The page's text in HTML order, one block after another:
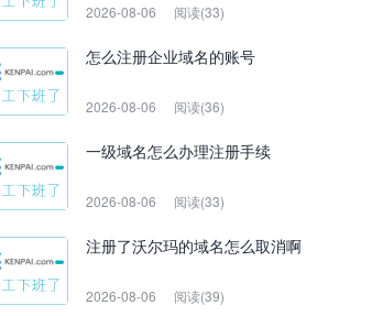
2026-08-06 阅读(33)
怎么注册企业域名的账号
2026-08-06 阅读(36)
一级域名怎么办理注册手续
2026-08-06 阅读(33)
注册了沃尔玛的域名怎么取消啊
2026-08-06 阅读(39)